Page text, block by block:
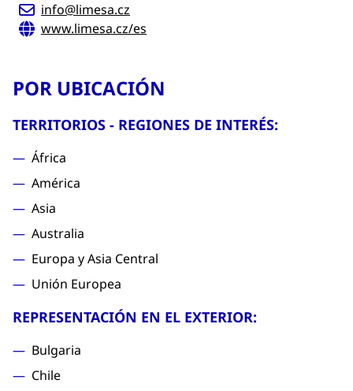
info@limesa.cz
www.limesa.cz/es
POR UBICACIÓN
TERRITORIOS - REGIONES DE INTERÉS:
África
América
Asia
Australia
Europa y Asia Central
Unión Europea
REPRESENTACIÓN EN EL EXTERIOR:
Bulgaria
Chile